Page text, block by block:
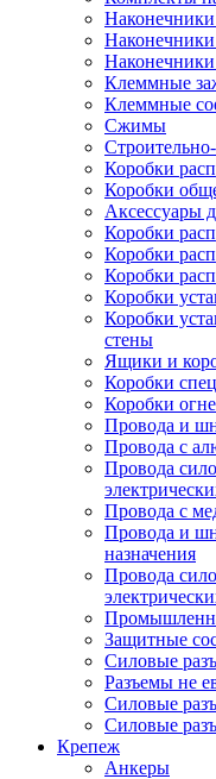
Клеммные
Клеммные
Сжимы
Коробки
Коробки
Аксессуары
Коробки
Коробки
Коробки
Коробки
Коробки
стены
Ящики и
Коробки
Коробки
Провода и
Провода с
Провода
Провода с
Провода и
назначения
Провода
Защитные
Силовые
Разъемы не
Силовые
Силовые
Крепеж
Анкеры